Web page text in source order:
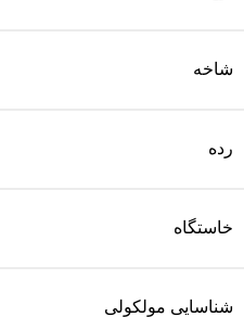
شاخه
رده
خاستگاه
شناسایی مولکولی